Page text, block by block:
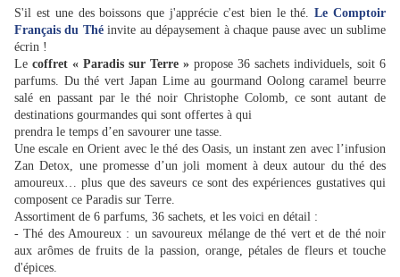
S'il est une des boissons que j'apprécie c'est bien le thé.Le Comptoir
Français du Théinvite au dépaysement à chaque pause avec un sublime
écrin !
Le coffret « Paradis sur Terre » propose 36 sachets individuels, soit 6
parfums. Du thé vert Japan Limeau gourmand Oolong caramelbeurre
salé en passant par lethé noir Christophe Colomb, ce sont autant de
destinations gourmandes qui sont offertes à qui
prendra le temps d’en savourer une tasse.
Une escale en Orient avec le thé des Oasis,un instant zen avecl’infusion
Zan Detox, une promesse d’un joli moment à deux autour du thé des
amoureux…plus que des saveurs ce sont des expériences gustatives qui
composent ce Paradis sur Terre.
Assortiment de 6 parfums, 36 sachets, et les voici en détail :
- Thé des Amoureux : un savoureux mélange de thé vert et de thé noir
aux arômes de fruits de la passion, orange, pétales de fleurs et touche
d'épices.